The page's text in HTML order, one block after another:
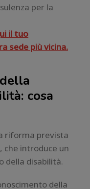
per la
il tuo
sede più vicina.
cosa
riforma prevista
che introduce un
della disabilità.
della